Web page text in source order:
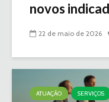
novos
22 de maio de 2026
ATUAÇÃO SERVIÇOS